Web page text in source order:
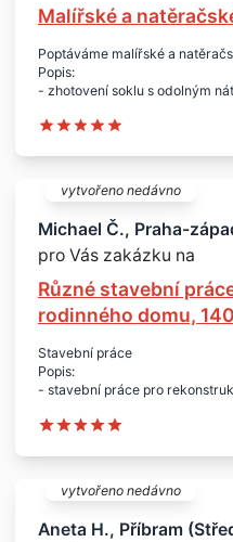
Malířské a
Poptáváme malířské a
Popis:
- zhotovení soklu s odolným
- panelový dům má 6
- nabídky zasílejte výlučně na
ceníkem prací a s uvedením
práce provedeny
- případné dotazy odpovíme
termínu zaslání vašich nabídek,
dodavateli bude rozhodnuto
Lokalita:
vytvořeno nedávno
Michael Č., Praha-
pro Vás zakázku na
Různé stavební
rodinného domu,
Stavební práce
Popis:
- stavební práce pro
- zedníky, sádrokartonáře,
- zašlete jednotkový ceník prací
Množství:
- 1 zakázka
Lokalita:
- Praha-západ
vytvořeno nedávno
Aneta H., Příbram